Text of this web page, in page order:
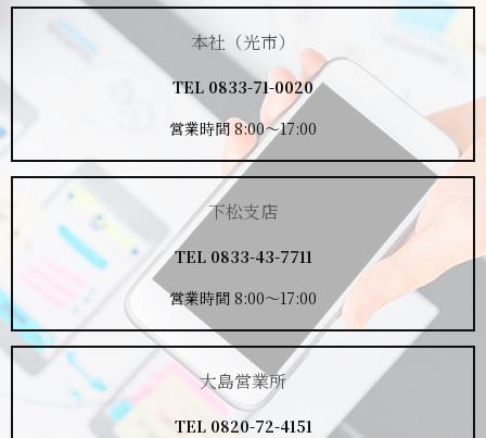
本社（光市）
TEL 0833-71-0020
営業時間 8:00～17:00
下松支店
TEL 0833-43-7711
営業時間 8:00～17:00
大島営業所
TEL 0820-72-4151